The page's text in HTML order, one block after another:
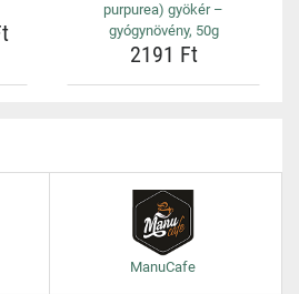
purpurea) gyökér –
gyógynövény, 50g
2191 Ft
ManuCafe